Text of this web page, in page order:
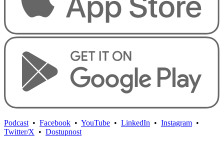
Podcast • Facebook • YouTube • LinkedIn • Instagram •
Twitter/X • Dostupnost